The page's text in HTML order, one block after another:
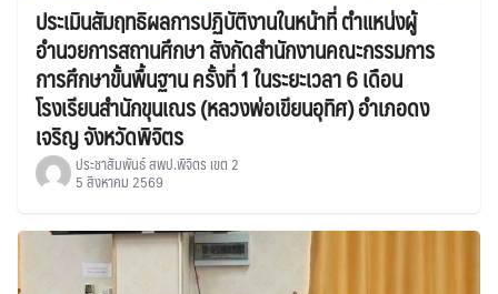
ประเมินสัมฤทธิผลการปฏิบัติงานในหน้าที่ ตำแหน่งผู้
อำนวยการสถานศึกษา สังกัดสำนักงานคณะกรรมการ
การศึกษาขั้นพื้นฐาน ครั้งที่ 1 ในระยะเวลา 6 เดือน
โรงเรียนสำนักขุนเณร (หลวงพ่อเขียนอุทิศ) อำเภอดง
เจริญ จังหวัดพิจิตร
ประชาสัมพันธ์ สพป.พิจิตร เขต 2
5 สิงหาคม 2569